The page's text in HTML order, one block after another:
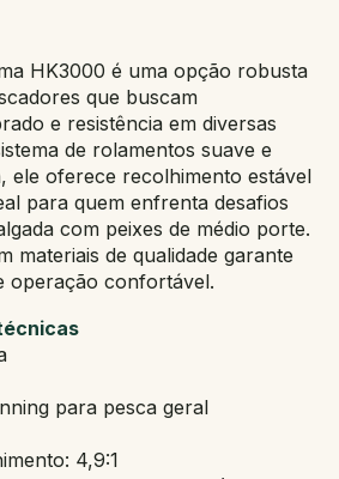
HK3000 é uma opção robusta
que buscam
e resistência em diversas
de rolamentos suave e
ele oferece recolhimento estável
para quem enfrenta desafios
com peixes de médio porte.
materiais de qualidade garante
operação confortável.
para pesca geral
4,9:1